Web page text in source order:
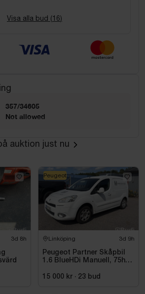
Visa alla bud (16)
357/34605
Not allowed
auktion just nu
3d 8h Linköping 3d 9h
Peugeot Partner Skåpbil
1.6 BlueHDi Manuell, 75hk,
15 000 kr · 23 bud
Peugeot